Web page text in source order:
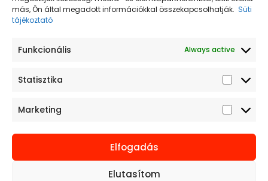
más, Ön által megadott információkkal összekapcsolhatják. Süti
tájékoztató
Funkcionális Always active
Statisztika
Marketing
Elfogadás
Elutasítom
egész évben
Vetőcsővek
Jogi tudnivalók
tájékoztató
Vásárlási feltételek
Tűz-Partner Kft©2026. Minden jog fenttartva